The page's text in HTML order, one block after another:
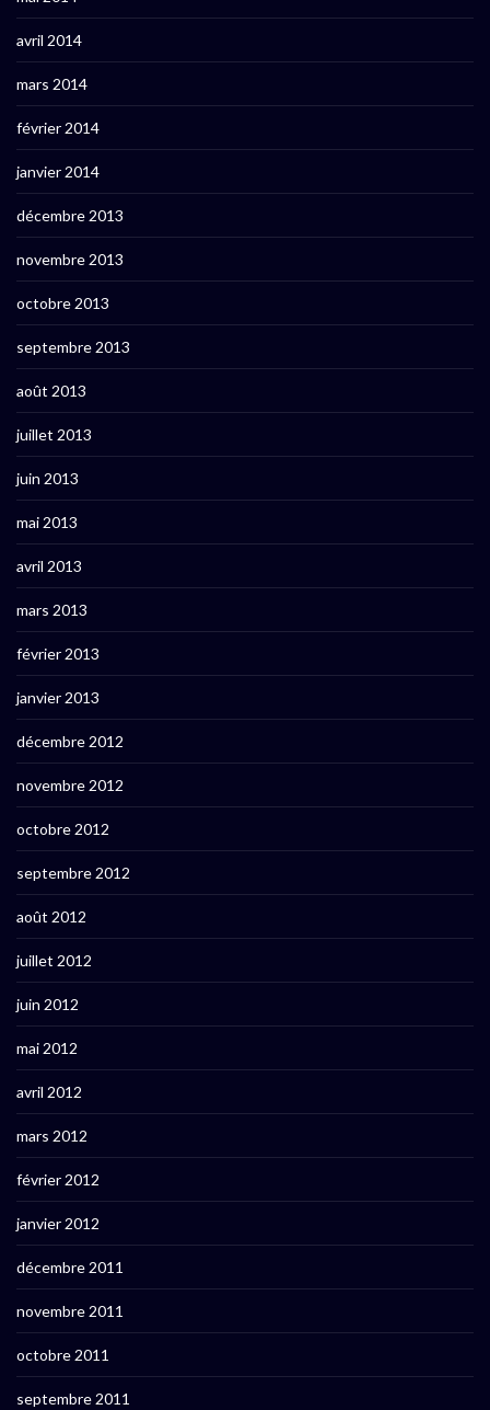
avril 2014
mars 2014
février 2014
janvier 2014
décembre 2013
novembre 2013
octobre 2013
septembre 2013
août 2013
juillet 2013
juin 2013
mai 2013
avril 2013
mars 2013
février 2013
janvier 2013
décembre 2012
novembre 2012
octobre 2012
septembre 2012
août 2012
juillet 2012
juin 2012
mai 2012
avril 2012
mars 2012
février 2012
janvier 2012
décembre 2011
novembre 2011
octobre 2011
septembre 2011